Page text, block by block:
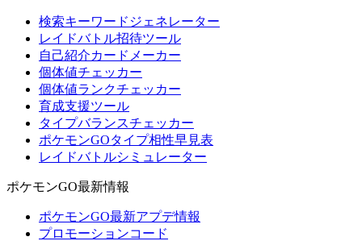
検索キーワードジェネレーター
レイドバトル招待ツール
自己紹介カードメーカー
個体値チェッカー
個体値ランクチェッカー
育成支援ツール
タイプバランスチェッカー
ポケモンGOタイプ相性早見表
レイドバトルシミュレーター
ポケモンGO最新情報
ポケモンGO最新アプデ情報
プロモーションコード